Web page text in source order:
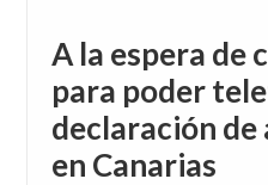
A la espera de
para poder
declaración
en Canarias